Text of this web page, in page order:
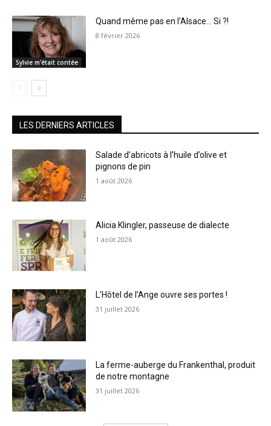
Sylvie m'était contée
Quand même pas en l’Alsace… Si ?!
8 février 2026
LES DERNIERS ARTICLES
Salade d’abricots à l’huile d’olive et
pignons de pin
1 août 2026
Alicia Klingler, passeuse de dialecte
1 août 2026
L’Hôtel de l’Ange ouvre ses portes !
31 juillet 2026
La ferme-auberge du Frankenthal, produit
de notre montagne
31 juillet 2026